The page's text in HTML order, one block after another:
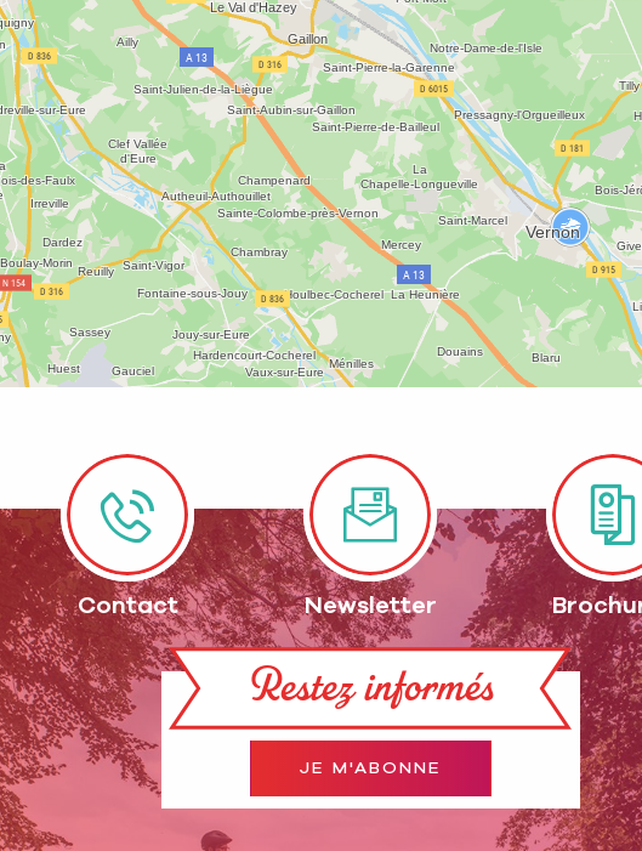
Contact Newsletter
Restez informés
JE M'ABONNE